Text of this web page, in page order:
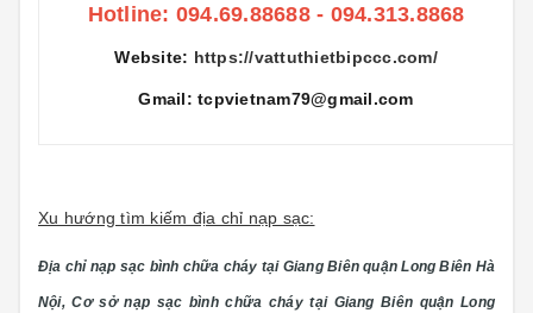
Hotline: 094.69.88688 - 094.313.8868
Website: https://vattuthietbipccc.com/
Gmail: tcpvietnam79@gmail.com
Xu hướng tìm kiếm địa chỉ nạp sạc:
Địa chỉ nạp sạc bình chữa cháy tại Giang Biên quận Long Biên Hà
Nội, Cơ sở nạp sạc bình chữa cháy tại Giang Biên quận Long